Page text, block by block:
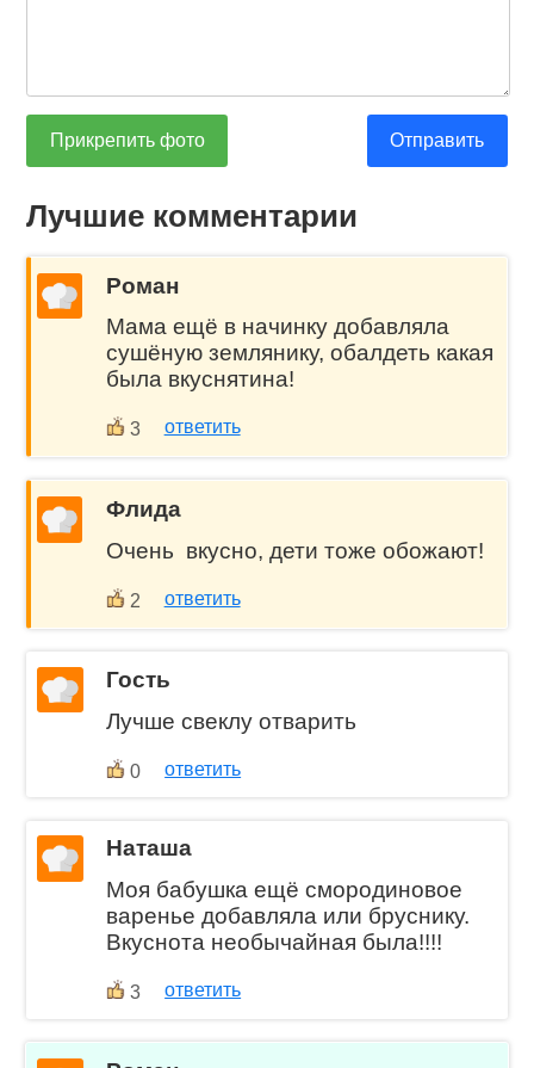
Прикрепить фото Отправить
Лучшие комментарии
Роман
Мама ещё в начинку добавляла
сушёную землянику, обалдеть какая
была вкуснятина!
3 ответить
Флида
Очень вкусно, дети тоже обожают!
2 ответить
Гость
Лучше свеклу отварить
0 ответить
Наташа
Моя бабушка ещё смородиновое
варенье добавляла или бруснику.
Вкуснота необычайная была!!!!
3 ответить